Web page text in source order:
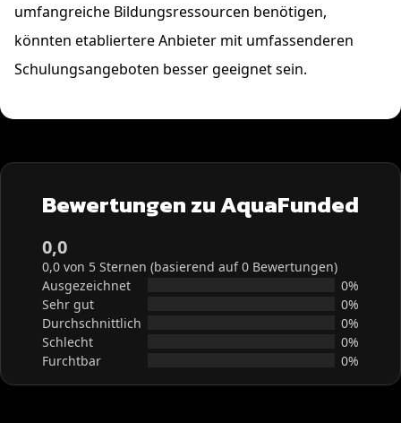
umfangreiche Bildungsressourcen benötigen,
könnten etabliertere Anbieter mit umfassenderen
Schulungsangeboten besser geeignet sein.
Bewertungen zu AquaFunded
0,0
0,0 von 5 Sternen (basierend auf 0 Bewertungen)
Ausgezeichnet
0%
Sehr gut
0%
Durchschnittlich
0%
Schlecht
0%
Furchtbar
0%